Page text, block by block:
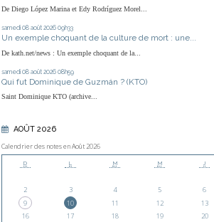
De Diego López Marina et Edy Rodríguez Morel...
samedi 08 août 2026 09h33
Un exemple choquant de la culture de mort : une...
De kath.net/news : Un exemple choquant de la...
samedi 08 août 2026 08h59
Qui fut Dominique de Guzmán ? (KTO)
Saint Dominique KTO (archive...
AOÛT 2026
Calendrier des notes en Août 2026
D L M M J
2
3 4 5 6
9
10 11 12 13
16
17 18 19 20